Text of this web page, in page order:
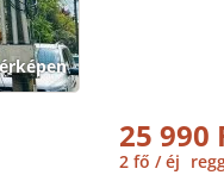
25 990
2 fő / éj